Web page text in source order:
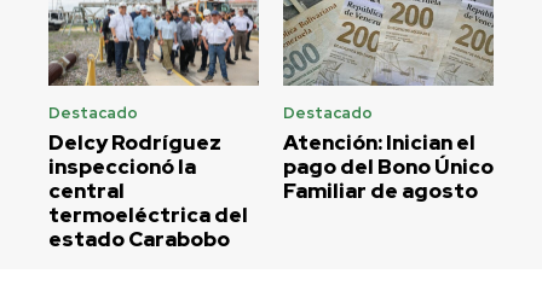
Destacado
Delcy Rodríguez
inspeccionó la
central
termoeléctrica del
estado Carabobo
Destacado
Atención: Inician el
pago del Bono Único
Familiar de agosto